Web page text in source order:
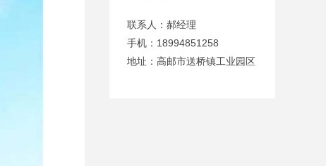
联系人：郝经理
手机：18994851258
地址：高邮市送桥镇工业园区